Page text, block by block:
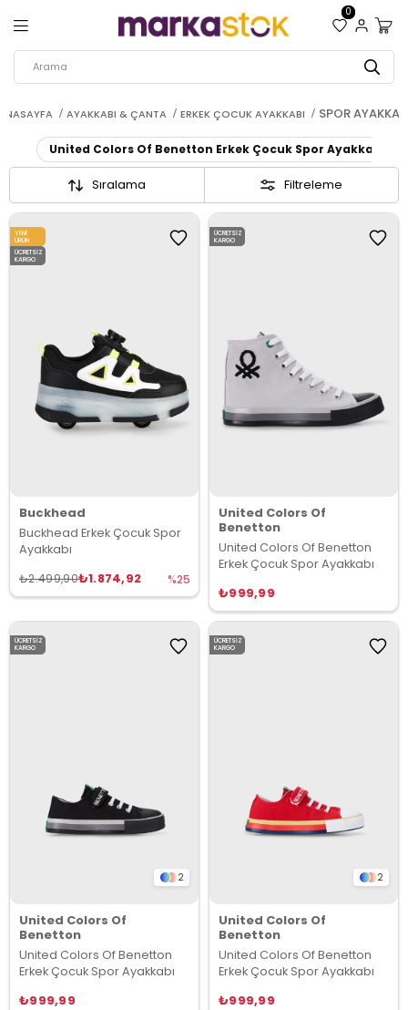
0
AYAKKABI & ÇANTA ERKEK ÇOCUK AYAKKABI SPOR
United Colors Of Benetton Erkek Çocuk Spor Ayakkabı
Filtreleme
Sıralama
Buckhead
Buckhead Erkek Çocuk Spor
Ayakkabı
₺1.874,92
₺2.499,90 %25
YENI
ÜRÜN
ÜCRETSIZ
KARGO
United Colors Of
Benetton
United Colors Of Benetton
Erkek Çocuk Spor Ayakkabı
₺999,99
ÜCRETSIZ
KARGO
2
United Colors Of
Benetton
United Colors Of Benetton
Erkek Çocuk Spor Ayakkabı
₺999,99
ÜCRETSIZ
KARGO
2
United Colors Of
Benetton
United Colors Of Benetton
Erkek Çocuk Spor Ayakkabı
₺999,99
ÜCRETSIZ
KARGO